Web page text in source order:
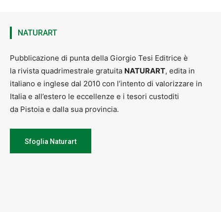
NATURART
Pubblicazione di punta della Giorgio Tesi Editrice è
la rivista quadrimestrale gratuita NATURART, edita in
italiano e inglese dal 2010 con l’intento di valorizzare in
Italia e all’estero le eccellenze e i tesori custoditi
da Pistoia e dalla sua provincia.
Sfoglia Naturart